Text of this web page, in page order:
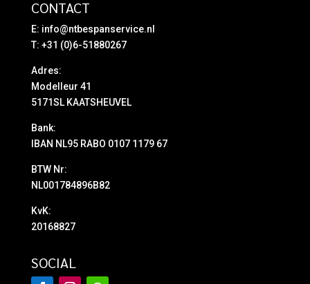
CONTACT
E: info@ntbespanservice.nl
T: +31 (0)6-51880267
Adres:
Modelleur 41
5171SL KAATSHEUVEL
Bank:
IBAN NL95 RABO 0107 1179 67
BTW Nr:
NL001784896B82
KvK:
20168827
SOCIAL